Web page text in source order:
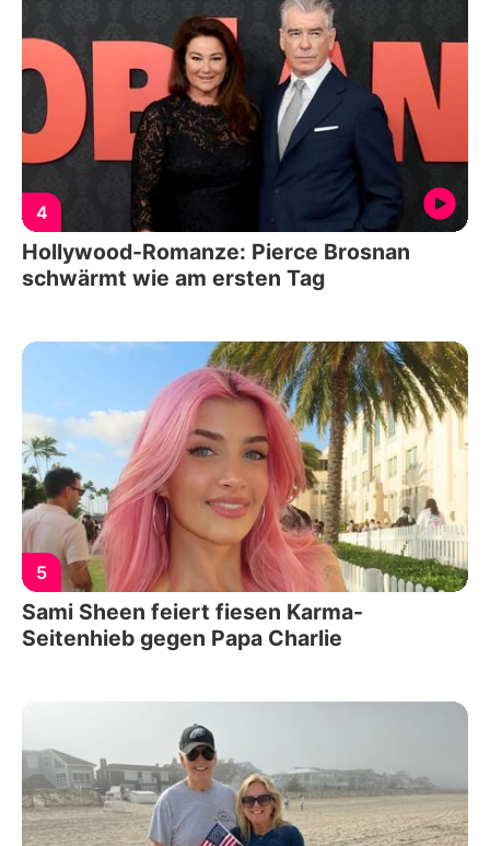
4
Hollywood-Romanze: Pierce Brosnan
schwärmt wie am ersten Tag
5
Sami Sheen feiert fiesen Karma-
Seitenhieb gegen Papa Charlie